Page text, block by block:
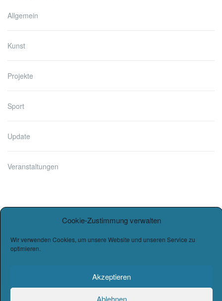
Cookie-Zustimmung verwalten
Wir verwenden Cookies, um unsere Website und unseren Service zu
optimieren.
Akzeptieren
Ablehnen
Allgemein
Kunst
Projekte
Sport
Update
Veranstaltungen
Burg-Gymnasium Wettin
Designed by Werbekunst & Graphik.